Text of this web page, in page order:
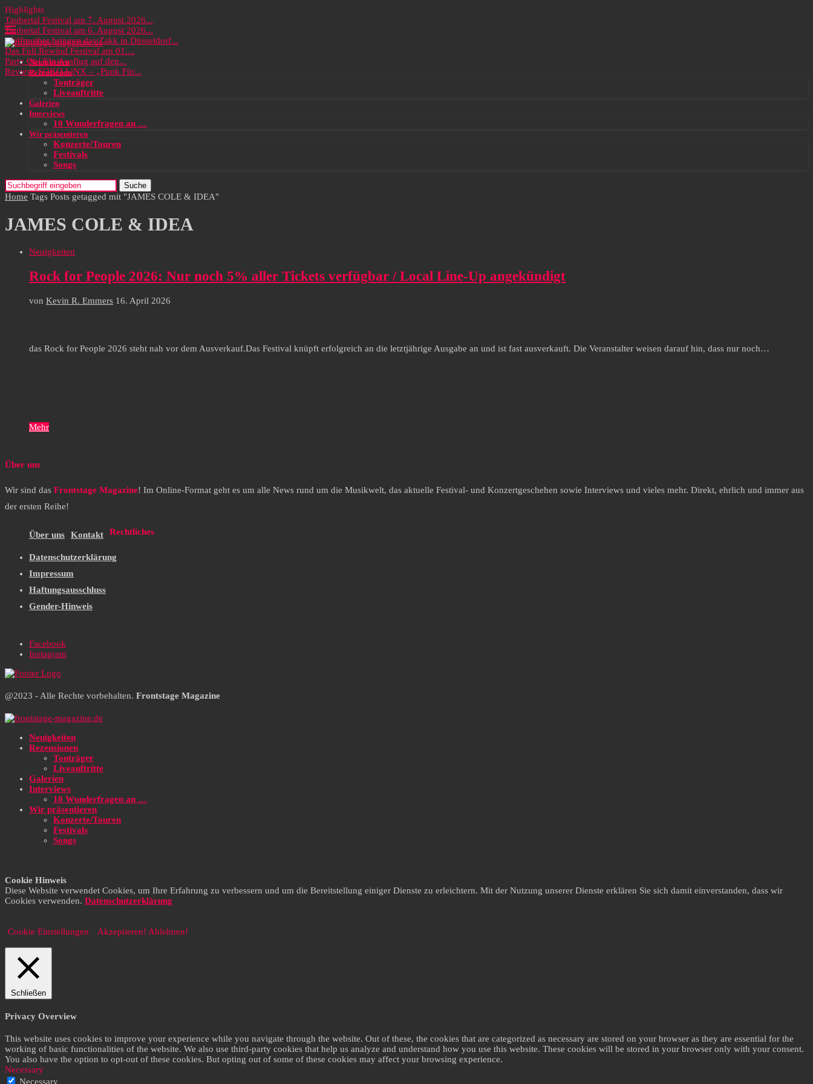
Highlights
Taubertal Festival am 7. August 2026...
Taubertal Festival am 6. August 2026...
Wolfmother bringen das Zakk in Düsseldorf...
Das Full Rewind Festival am 01....
Party On! Ein Ausflug auf den...
Review: SOKO LiNX – „Punk Für...
Neuigkeiten
Rezensionen
Tonträger
Liveauftritte
Galerien
Interviews
10 Wunderfragen an …
Wir präsentieren
Konzerte/Touren
Festivals
Songs
Suche
Home Tags Posts getagged mit "JAMES COLE & IDEA"
JAMES COLE & IDEA
Neuigkeiten
Rock for People 2026: Nur noch 5% aller Tickets verfügbar / Local Line-Up angekündigt
von Kevin R. Emmers 16. April 2026
das Rock for People 2026 steht nah vor dem Ausverkauf.Das Festival knüpft erfolgreich an die letztjährige Ausgabe an und ist fast ausverkauft. Die Veranstalter weisen darauf hin, dass nur noch…
Mehr
Über uns
Wir sind das Frontstage Magazine! Im Online-Format geht es um alle News rund um die Musikwelt, das aktuelle Festival- und Konzertgeschehen sowie Interviews und vieles mehr. Direkt, ehrlich und immer aus
der ersten Reihe!
Über uns Kontakt Rechtliches
Datenschutzerklärung
Impressum
Haftungsausschluss
Gender-Hinweis
Facebook
Instagram
@2023 - Alle Rechte vorbehalten. Frontstage Magazine
Neuigkeiten
Rezensionen
Tonträger
Liveauftritte
Galerien
Interviews
10 Wunderfragen an …
Wir präsentieren
Konzerte/Touren
Festivals
Songs
Cookie Hinweis
Diese Website verwendet Cookies, um Ihre Erfahrung zu verbessern und um die Bereitstellung einiger Dienste zu erleichtern. Mit der Nutzung unserer Dienste erklären Sie sich damit einverstanden, dass wir
Cookies verwenden. Datenschutzerklärung
Cookie Einstellungen Akzeptieren! Ablehnen!
Schließen
Privacy Overview
This website uses cookies to improve your experience while you navigate through the website. Out of these, the cookies that are categorized as necessary are stored on your browser as they are essential for the
working of basic functionalities of the website. We also use third-party cookies that help us analyze and understand how you use this website. These cookies will be stored in your browser only with your consent.
You also have the option to opt-out of these cookies. But opting out of some of these cookies may affect your browsing experience.
Necessary
Necessary